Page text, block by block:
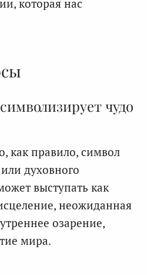
которая нас
чудо
как правило, символ
духовного
выступать как
неожиданная
озарение,
мира.